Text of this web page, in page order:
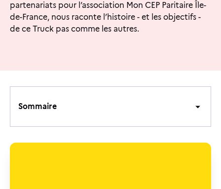
partenariats pour l’association Mon CEP Paritaire Île-
de-France, nous raconte l’histoire - et les objectifs -
de ce Truck pas comme les autres.
Sommaire